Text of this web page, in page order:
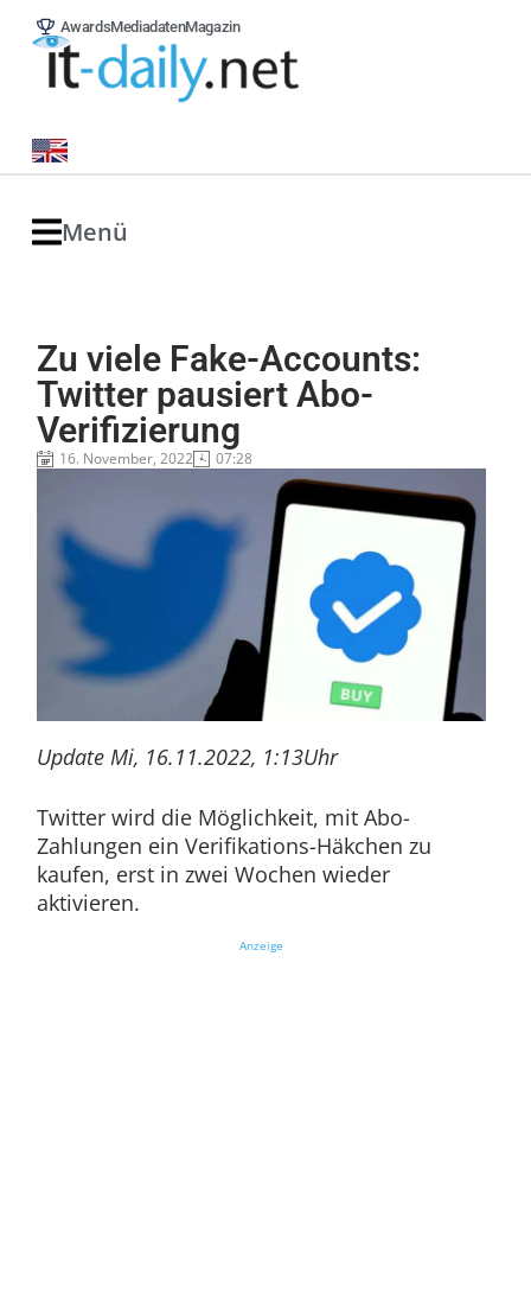
AwardsMediadatenMagazin
Menü
Zu viele Fake-Accounts:
Twitter pausiert Abo-
Verifizierung
16. November, 2022 07:28
Update Mi, 16.11.2022, 1:13Uhr
Twitter wird die Möglichkeit, mit Abo-
Zahlungen ein Verifikations-Häkchen zu
kaufen, erst in zwei Wochen wieder
aktivieren.
Anzeige